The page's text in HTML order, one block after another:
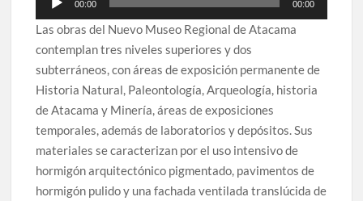
de
audio
00:00 00:00
Las obras del Nuevo Museo Regional de Atacama
contemplan tres niveles superiores y dos
subterráneos, con áreas de exposición permanente de
Historia Natural, Paleontología, Arqueología, historia
de Atacama y Minería, áreas de exposiciones
temporales, además de laboratorios y depósitos. Sus
materiales se caracterizan por el uso intensivo de
hormigón arquitectónico pigmentado, pavimentos de
hormigón pulido y una fachada ventilada translúcida de